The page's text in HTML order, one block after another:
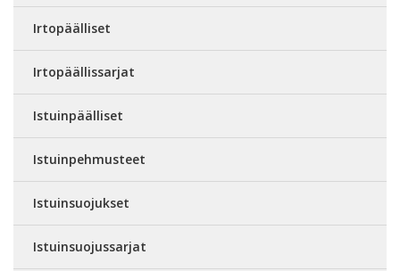
Irtopäälliset
Irtopäällissarjat
Istuinpäälliset
Istuinpehmusteet
Istuinsuojukset
Istuinsuojussarjat